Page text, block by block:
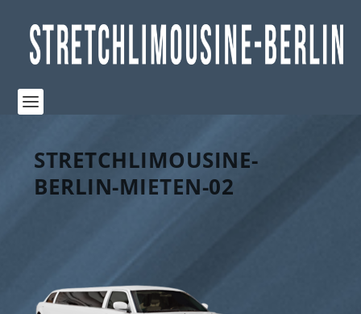
STRETCHLIMOUSINE-
BERLIN-MIETEN-02